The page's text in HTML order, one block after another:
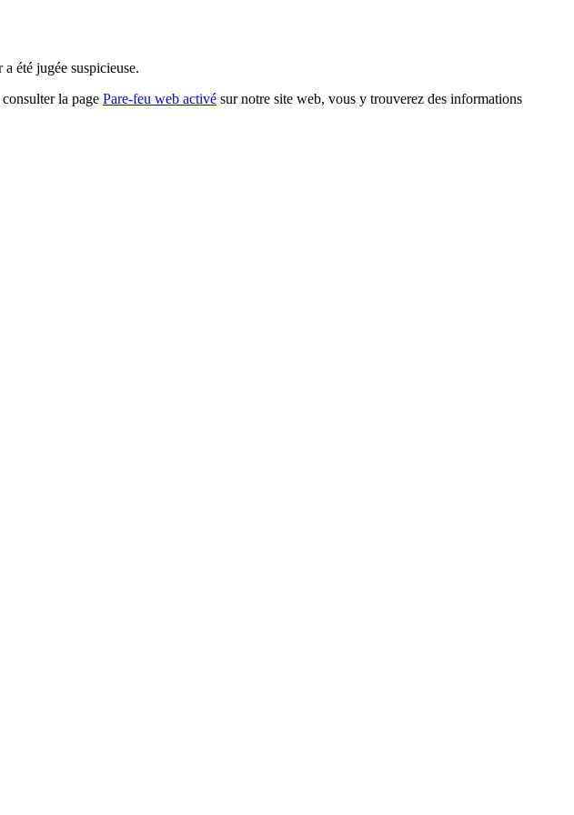
été jugée suspicieuse.
la page Pare-feu web activé sur notre site web, vous y trouverez des informations